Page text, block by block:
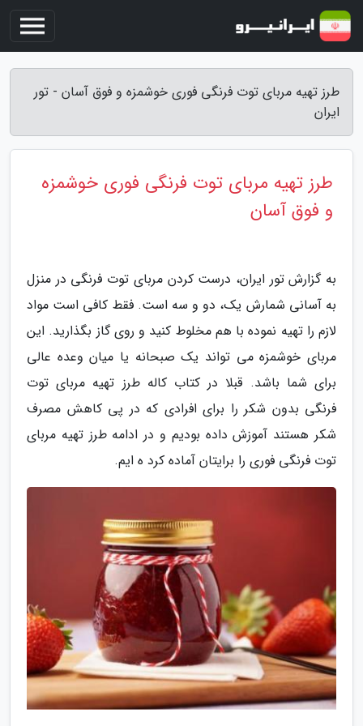
طرز تهیه مربای توت فرنگی فوری خوشمزه و فوق آسان - تور
ایران
طرز تهیه مربای توت فرنگی فوری خوشمزه
و فوق آسان
به گزارش تور ایران، درست کردن مربای توت فرنگی در منزل
به آسانی شمارش یک، دو و سه است. فقط کافی است مواد
لازم را تهیه نموده با هم مخلوط کنید و روی گاز بگذارید. این
مربای خوشمزه می تواند یک صبحانه یا میان وعده عالی
برای شما باشد. قبلا در کتاب کاله طرز تهیه مربای توت
فرنگی بدون شکر را برای افرادی که در پی کاهش مصرف
شکر هستند آموزش داده بودیم و در ادامه طرز تهیه مربای
توت فرنگی فوری را برایتان آماده کرد ه ایم.